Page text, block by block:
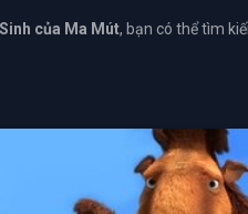
của Ma Mút, bạn có thể tìm